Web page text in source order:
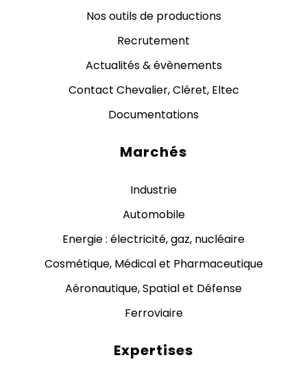
Nos outils de productions
Recrutement
Actualités & évènements
Contact Chevalier, Cléret, Eltec
Documentations
Marchés
Industrie
Automobile
Energie : électricité, gaz, nucléaire
Cosmétique, Médical et Pharmaceutique
Aéronautique, Spatial et Défense
Ferroviaire
Expertises